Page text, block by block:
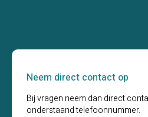
Neem direct contact op
Bij vragen neem dan direct
onderstaand telefoonnummer.